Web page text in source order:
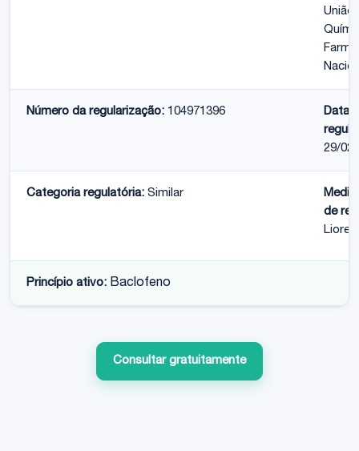
União
Número da regularização: 104971396
Data
29/02/
Categoria regulatória: Similar
de
Princípio ativo: Baclofeno
Consultar gratuitamente